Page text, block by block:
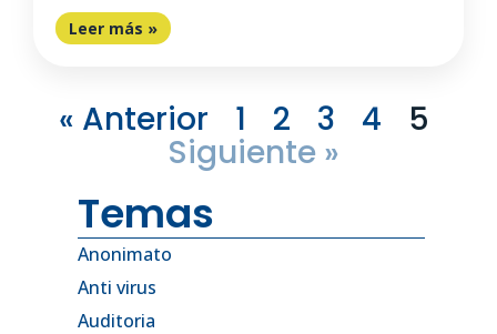
Leer más »
« Anterior 1 2 3 4 5
Siguiente »
Temas
Anonimato
Anti virus
Auditoria